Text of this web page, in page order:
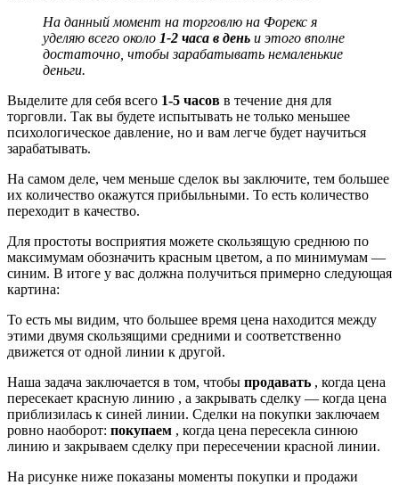
На данный момент на торговлю на Форекс я
уделяю всего около 1-2 часа в день и этого вполне
достаточно, чтобы зарабатывать немаленькие
деньги.
Выделите для себя всего 1-5 часов в течение дня для
торговли. Так вы будете испытывать не только меньшее
психологическое давление, но и вам легче будет научиться
зарабатывать.
На самом деле, чем меньше сделок вы заключите, тем большее
их количество окажутся прибыльными. То есть количество
переходит в качество.
Для простоты восприятия можете скользящую среднюю по
максимумам обозначить красным цветом, а по минимумам —
синим. В итоге у вас должна получиться примерно следующая
картина:
То есть мы видим, что большее время цена находится между
этими двумя скользящими средними и соответственно
движется от одной линии к другой.
Наша задача заключается в том, чтобы продавать , когда цена
пересекает красную линию , а закрывать сделку — когда цена
приблизилась к синей линии. Сделки на покупки заключаем
ровно наоборот: покупаем , когда цена пересекла синюю
линию и закрываем сделку при пересечении красной линии.
На рисунке ниже показаны моменты покупки и продажи